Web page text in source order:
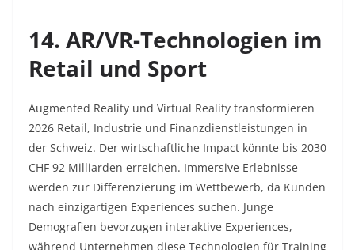
14. AR/VR-Technologien im
Retail und Sport
Augmented Reality und Virtual Reality transformieren
2026 Retail, Industrie und Finanzdienstleistungen in
der Schweiz. Der wirtschaftliche Impact könnte bis 2030
CHF 92 Milliarden erreichen. Immersive Erlebnisse
werden zur Differenzierung im Wettbewerb, da Kunden
nach einzigartigen Experiences suchen. Junge
Demografien bevorzugen interaktive Experiences,
während Unternehmen diese Technologien für Training